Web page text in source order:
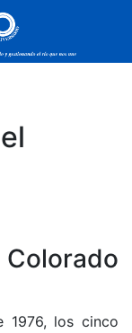
1976, los cinco